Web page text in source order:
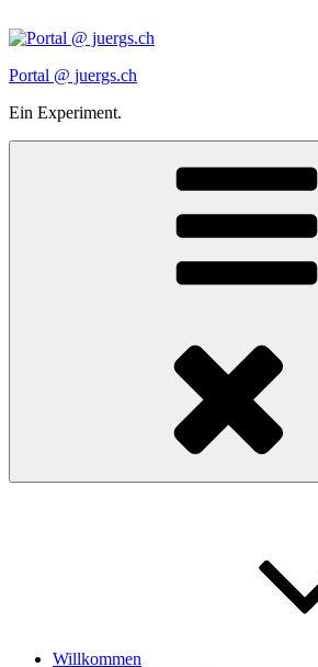
Inhalt
Portal @ juergs.ch
Ein Experiment.
Willkommen